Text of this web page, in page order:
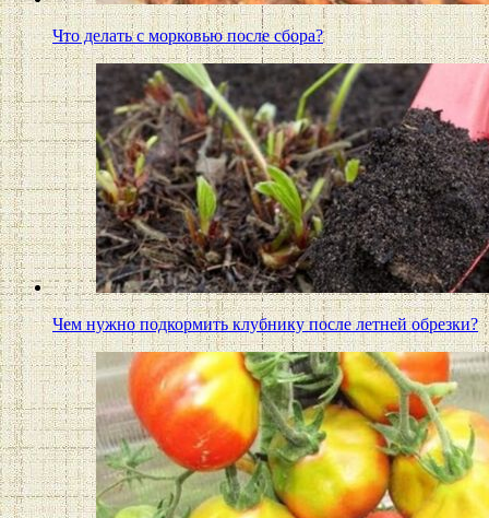
Что делать с морковью после сбора?
Чем нужно подкормить клубнику после летней обрезки?